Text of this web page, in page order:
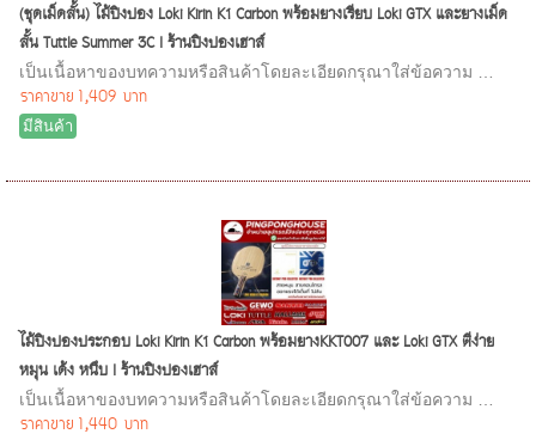
(ชุดเม็ดสั้น) ไม้ปิงปอง Loki Kirin K1 Carbon พร้อมยางเรียบ Loki GTX และยางเม็ด
สั้น Tuttle Summer 3C I ร้านปิงปองเฮาส์
เป็นเนื้อหาของบทความหรือสินค้าโดยละเอียดกรุณาใส่ข้อความ …
ราคาขาย 1,409 บาท
มีสินค้า
ไม้ปิงปองประกอบ Loki Kirin K1 Carbon พร้อมยางKKT007 และ Loki GTX ตีง่าย
หมุน เด้ง หนึบ I ร้านปิงปองเฮาส์
เป็นเนื้อหาของบทความหรือสินค้าโดยละเอียดกรุณาใส่ข้อความ …
ราคาขาย 1,440 บาท